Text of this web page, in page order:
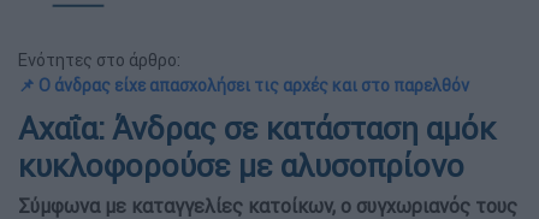
Ενότητες στο άρθρο:
📌 Ο άνδρας είχε απασχολήσει τις αρχές και στο παρελθόν
Αχαΐα: Άνδρας σε κατάσταση αμόκ
κυκλοφορούσε με αλυσοπρίονο
Σύμφωνα με καταγγελίες κατοίκων, ο συγχωριανός τους